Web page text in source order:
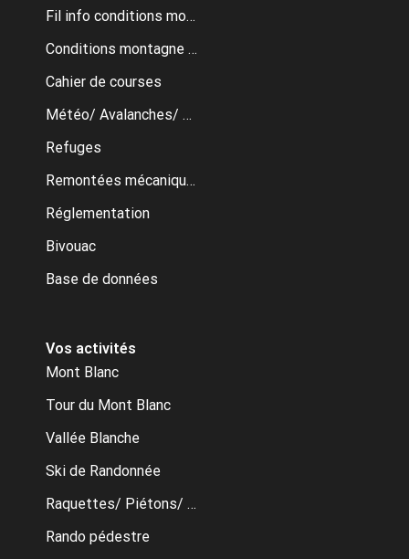
Fil info conditions montagne
Conditions montagne archive
Cahier de courses
Météo/ Avalanches/ Webcams
Refuges
Remontées mécaniques
Réglementation
Bivouac
Base de données
Vos activités
Mont Blanc
Tour du Mont Blanc
Vallée Blanche
Ski de Randonnée
Raquettes/ Piétons/ Ski de fond
Rando pédestre